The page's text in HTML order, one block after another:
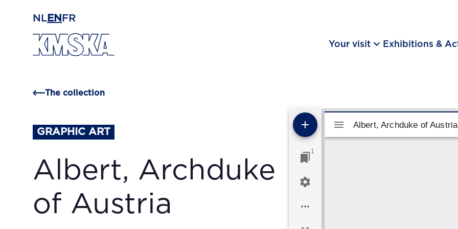
NL EN FR
Your visit keyboard_arrow_down Exhibitions &
The collection
GRAPHIC ART
Albert, Archduke
of Austria
1
Mirador viewer
Albert, Archduke of Austria
Albert, Archduke of Austria